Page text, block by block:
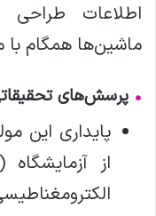
اطلاعات
ماشین‌ها همگام با
• پرسش‌های
پایداری این
از آزمایشگاه